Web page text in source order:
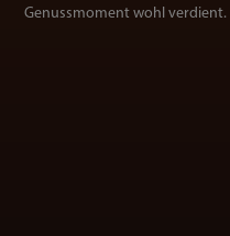
Genussmoment wohl verdient.